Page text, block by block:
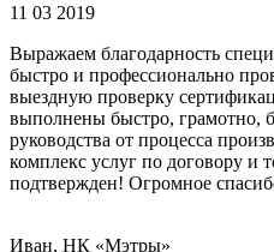
11 03 2019
Выражаем благодарность
быстро и профессионально
выездную проверку
выполнены быстро, грамотно,
руководства от процесса
комплекс услуг по договору и
подтвержден! Огромное
Иван, НК «Мэтры»